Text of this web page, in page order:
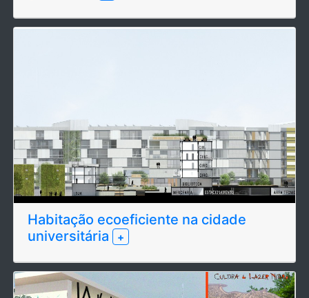
Habitação ecoeficiente na cidade
universitária
+